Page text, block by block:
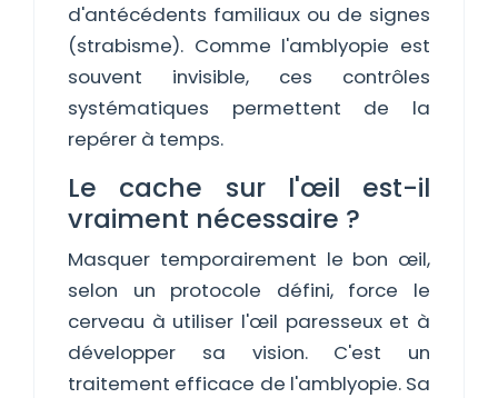
d'antécédents familiaux ou de signes
(strabisme). Comme l'amblyopie est
souvent invisible, ces contrôles
systématiques permettent de la
repérer à temps.
Le cache sur l'œil est-il
vraiment nécessaire ?
Masquer temporairement le bon œil,
selon un protocole défini, force le
cerveau à utiliser l'œil paresseux et à
développer sa vision. C'est un
traitement efficace de l'amblyopie. Sa